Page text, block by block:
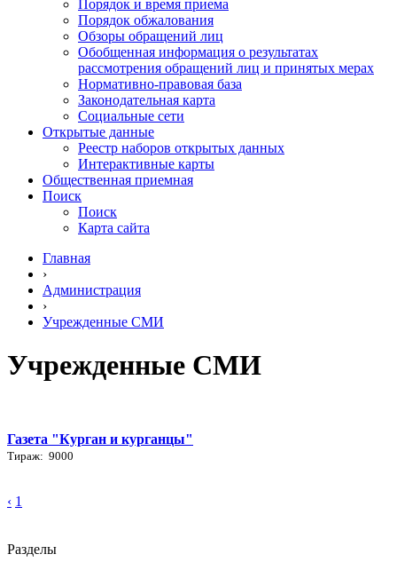
Порядок и время приема
Порядок обжалования
Обзоры обращений лиц
Обобщенная информация о результатах
рассмотрения обращений лиц и принятых мерах
Нормативно-правовая база
Законодательная карта
Социальные сети
Открытые данные
Реестр наборов открытых данных
Интерактивные карты
Общественная приемная
Поиск
Поиск
Карта сайта
Главная
›
Администрация
›
Учрежденные СМИ
Учрежденные СМИ
Газета "Курган и курганцы"
Тираж: 9000
‹ 1
Разделы